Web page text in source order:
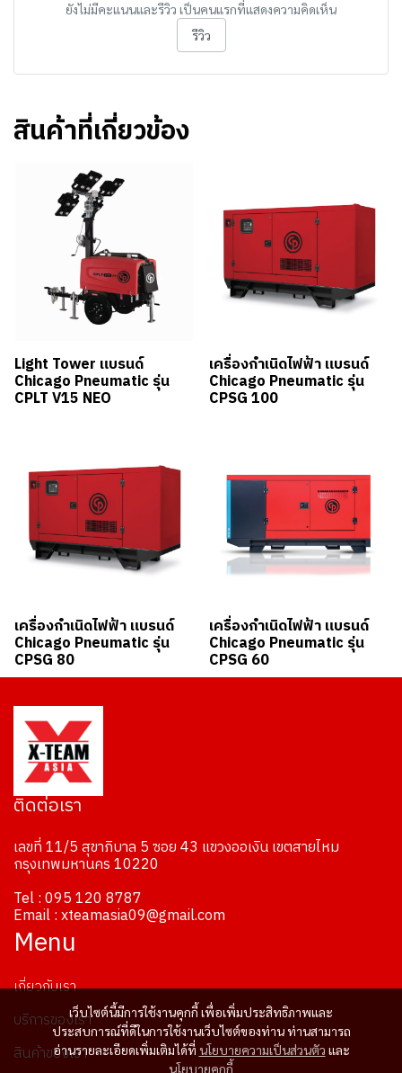
ยังไม่มีคะแนนและรีวิว เป็นคนแรกที่แสดงความคิดเห็น
รีวิว
สินค้าที่เกี่ยวข้อง
Light Tower แบรนด์
Chicago Pneumatic รุ่น
CPLT V15 NEO
เครื่องกำเนิดไฟฟ้า แบรนด์
Chicago Pneumatic รุ่น
CPSG 100
เครื่องกำเนิดไฟฟ้า แบรนด์
Chicago Pneumatic รุ่น
CPSG 80
เครื่องกำเนิดไฟฟ้า แบรนด์
Chicago Pneumatic รุ่น
CPSG 60
เว็บไซต์นี้มีการใช้งานคุกกี้ เพื่อเพิ่มประสิทธิภาพและ
ประสบการณ์ที่ดีในการใช้งานเว็บไซต์ของท่าน ท่านสามารถ
อ่านรายละเอียดเพิ่มเติมได้ที่ นโยบายความเป็นส่วนตัว และ
นโยบายคุกกี้
ติดต่อเรา
เลขที่ 11/5 สุขาภิบาล 5 ซอย 43 แขวงออเงิน เขตสายไหม
กรุงเทพมหานคร 10220
Tel : 095 120 8787
Email : xteamasia09@gmail.com
Menu
เกี่ยวกับเรา
บริการของเรา
สินค้าของเรา